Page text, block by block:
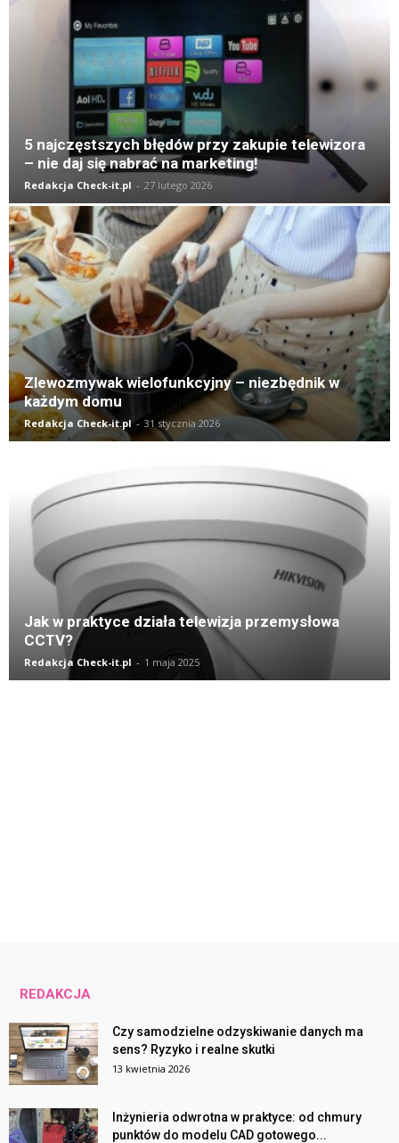
5 najczęstszych błędów przy zakupie telewizora
– nie daj się nabrać na marketing!
Redakcja Check-it.pl - 27 lutego 2026
Zlewozmywak wielofunkcyjny – niezbędnik w
każdym domu
Redakcja Check-it.pl - 31 stycznia 2026
Jak w praktyce działa telewizja przemysłowa
CCTV?
Redakcja Check-it.pl - 1 maja 2025
REDAKCJA
Czy samodzielne odzyskiwanie danych ma
sens? Ryzyko i realne skutki
13 kwietnia 2026
Inżynieria odwrotna w praktyce: od chmury
punktów do modelu CAD gotowego...